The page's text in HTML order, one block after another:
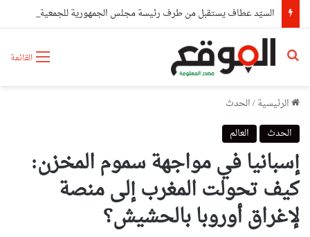
القائمة بحث عن
الرئيسية/الحدث
الحدث
العالم
إسبانيا في مواجهة سموم المخزن:
كيف تحولت المغرب إلى منصة
لإغراق أوروبا بالحشيش؟